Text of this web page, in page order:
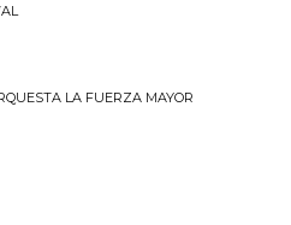
LA FUERZA MAYOR